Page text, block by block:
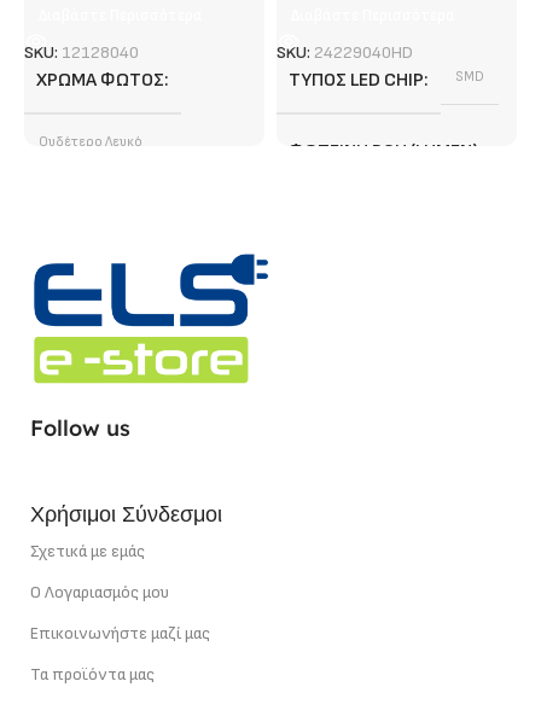
SKU: 12128040
ΧΡΏΜΑ ΦΩΤΌΣ
Ουδέτερο Λευκό
1400 lm/ m
ΤΎΠΟΣ LED CHIP SMD
SKU: 24229040HD
ΤΎΠΟΣ LED CHIP SMD
ΦΩΤΕΙΝΉ ΡΟΉ (LUMEN)
Follow us
Χρήσιμοι Σύνδεσμοι
Σχετικά με εμάς
Ο Λογαριασμός μου
Επικοινωνήστε μαζί μας
Τα προϊόντα μας